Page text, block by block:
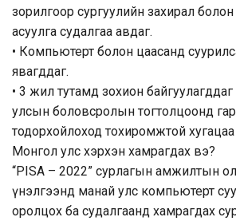
зорилгоор сургуулийн захирал
асуулга судалгаа авдаг.
• Компьютерт болон цаасанд
явагддаг.
• 3 жил тутамд зохион
улсын боловсролын тогтолцоонд гарч
тодорхойлоход тохиромжтой
Монгол улс хэрхэн хамрагдах вэ?
“PISA – 2022” сурлагын амжилтын
үнэлгээнд манай улс компьютерт
оролцох ба судалгаанд хамрагдах